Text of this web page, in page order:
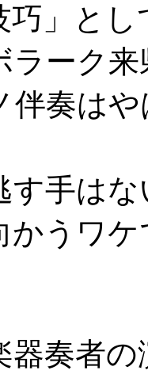
巧」と
ラーク
伴奏は
す手は
かうワケ
器奏者